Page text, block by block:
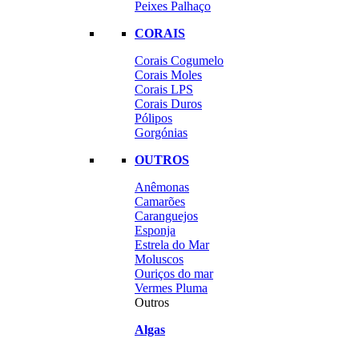
Peixes Palhaço
CORAIS
Corais Cogumelo
Corais Moles
Corais LPS
Corais Duros
Pólipos
Gorgónias
OUTROS
Anêmonas
Camarões
Caranguejos
Esponja
Estrela do Mar
Moluscos
Ouriços do mar
Vermes Pluma
Outros
Algas